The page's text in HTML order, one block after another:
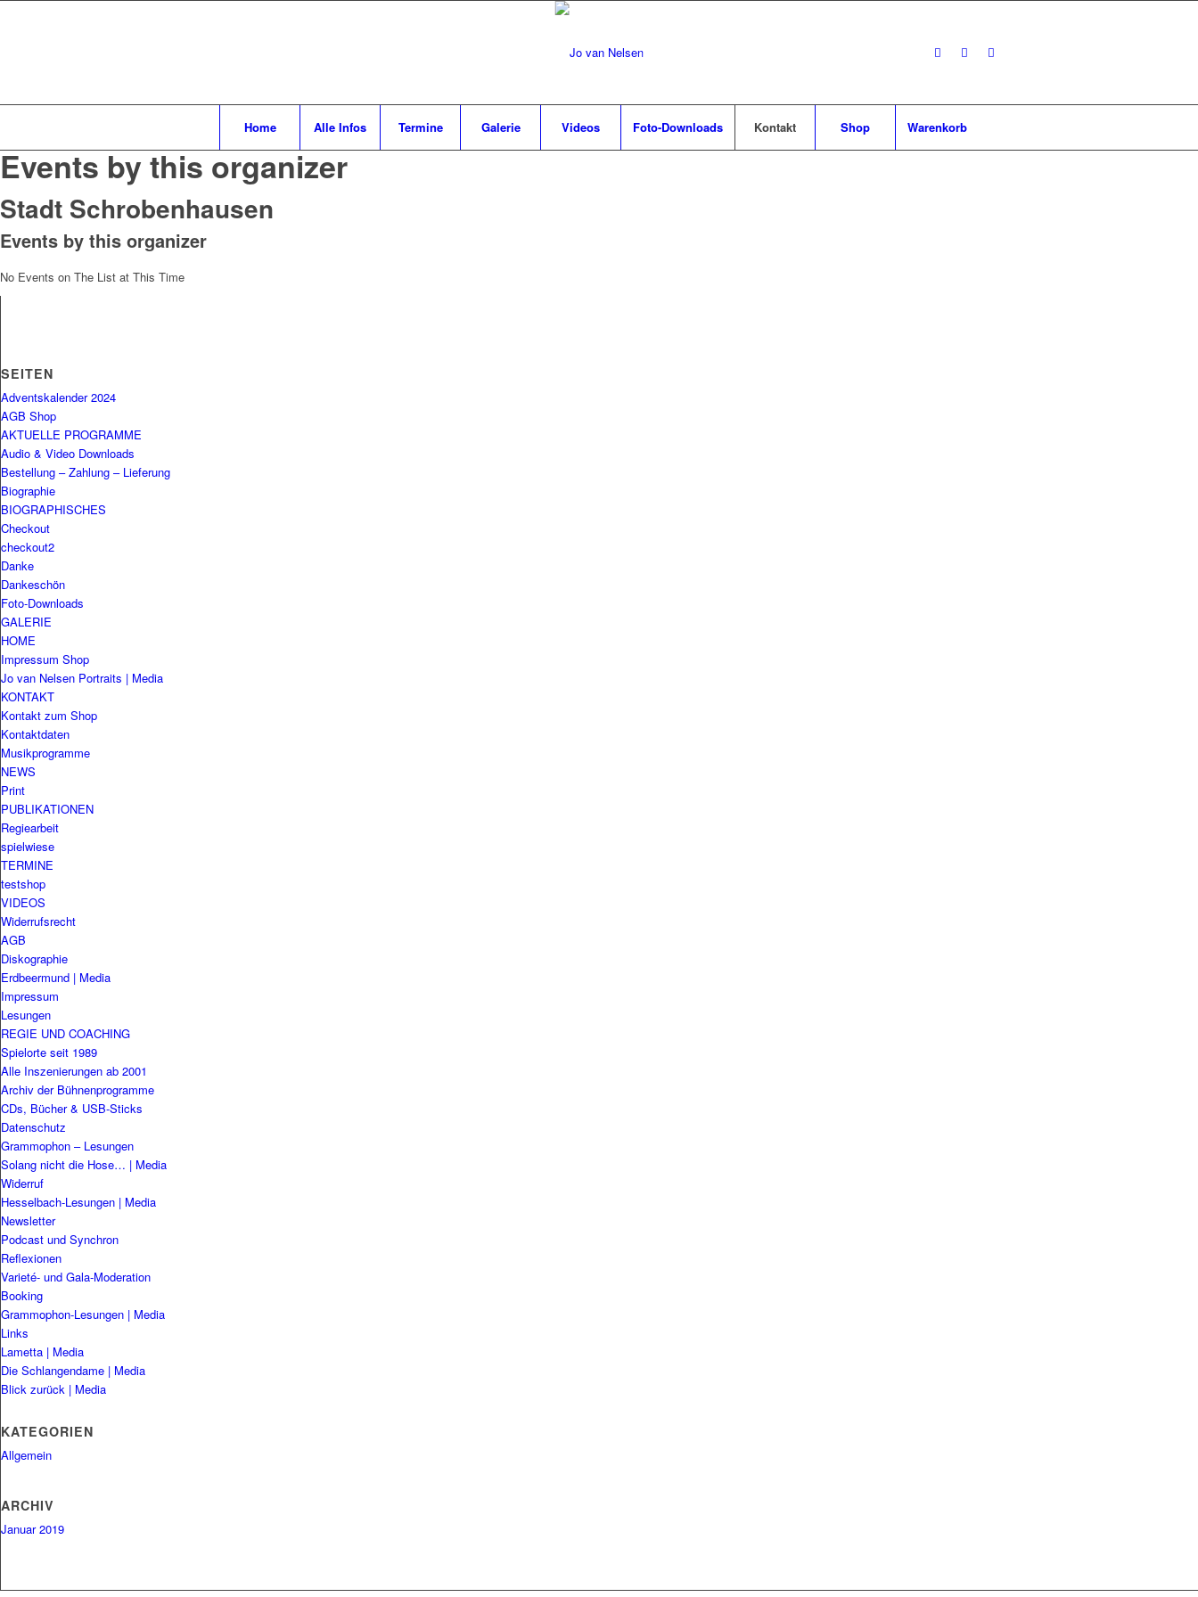
Home Alle Infos Termine Galerie Videos Foto-Downloads Kontakt Shop Warenkorb
Events by this organizer
Stadt Schrobenhausen
Events by this organizer
No Events on The List at This Time
SEITEN
Adventskalender 2024
AGB Shop
AKTUELLE PROGRAMME
Audio & Video Downloads
Bestellung – Zahlung – Lieferung
Biographie
BIOGRAPHISCHES
Checkout
checkout2
Danke
Dankeschön
Foto-Downloads
GALERIE
HOME
Impressum Shop
Jo van Nelsen Portraits | Media
KONTAKT
Kontakt zum Shop
Kontaktdaten
Musikprogramme
NEWS
Print
PUBLIKATIONEN
Regiearbeit
spielwiese
TERMINE
testshop
VIDEOS
Widerrufsrecht
AGB
Diskographie
Erdbeermund | Media
Impressum
Lesungen
REGIE UND COACHING
Spielorte seit 1989
Alle Inszenierungen ab 2001
Archiv der Bühnenprogramme
CDs, Bücher & USB-Sticks
Datenschutz
Grammophon – Lesungen
Solang nicht die Hose… | Media
Widerruf
Hesselbach-Lesungen | Media
Newsletter
Podcast und Synchron
Reflexionen
Varieté- und Gala-Moderation
Booking
Grammophon-Lesungen | Media
Links
Lametta | Media
Die Schlangendame | Media
Blick zurück | Media
KATEGORIEN
Allgemein
ARCHIV
Januar 2019